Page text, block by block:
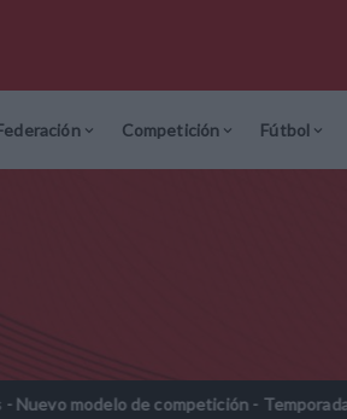
Competición Fútbol
de competición - Temporada 2026-2027